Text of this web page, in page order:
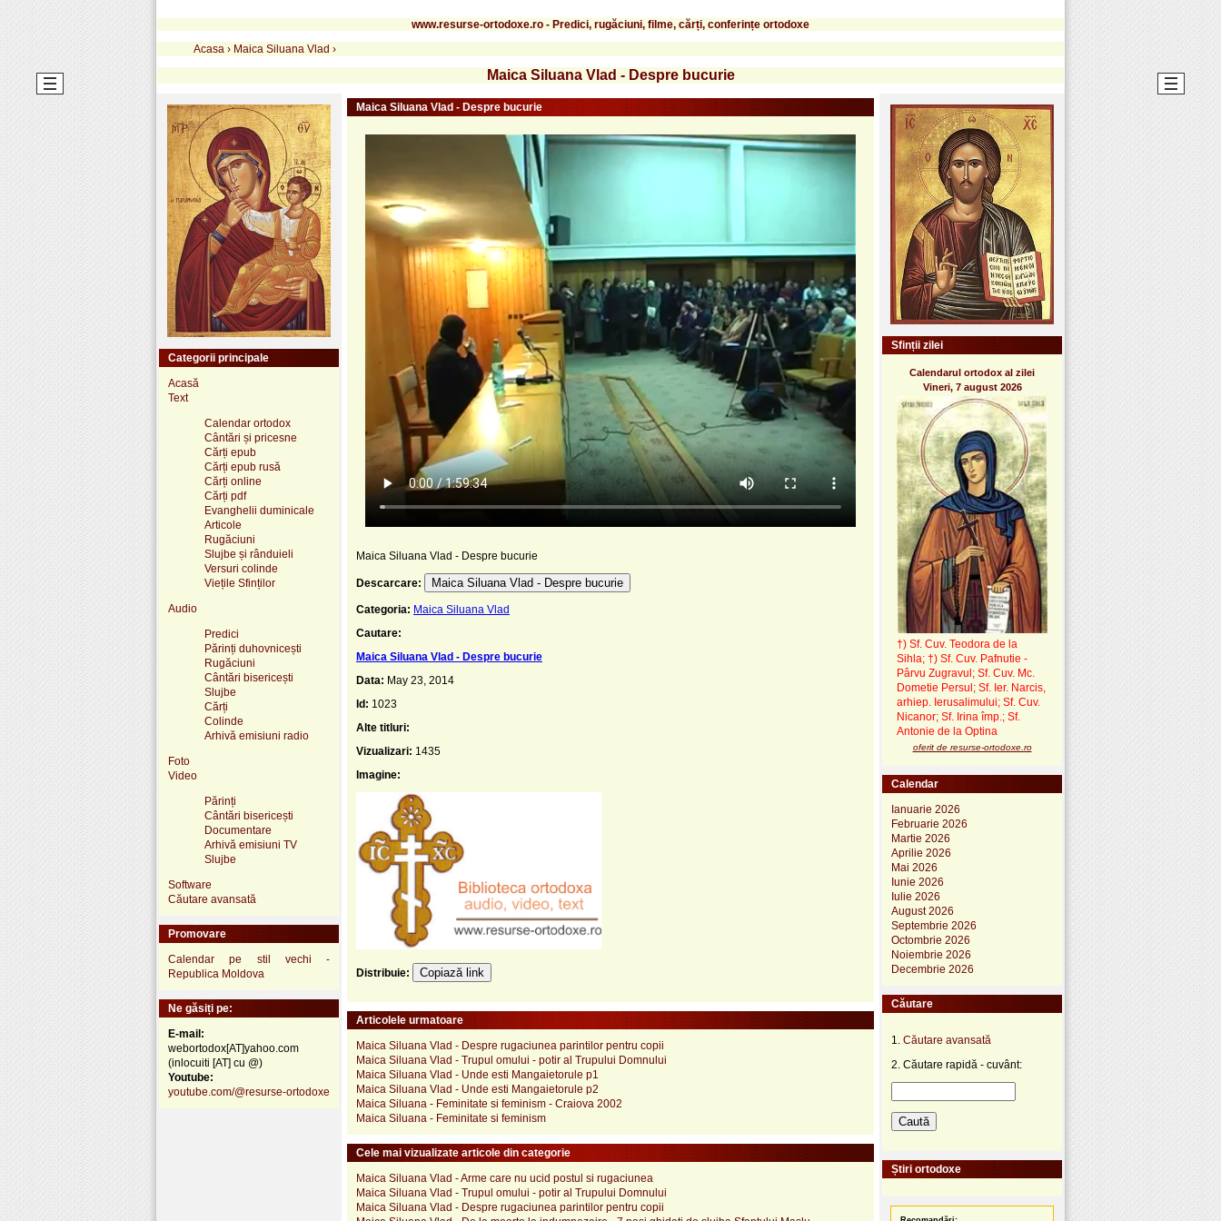
www.resurse-ortodoxe.ro - Predici, rugăciuni, filme, cărți, conferințe ortodoxe
Acasa › Maica Siluana Vlad ›
Maica Siluana Vlad - Despre bucurie
Maica Siluana Vlad - Despre bucurie
Maica Siluana Vlad - Despre bucurie
Descarcare: Maica Siluana Vlad - Despre bucurie
Categoria: Maica Siluana Vlad
Cautare:
Maica Siluana Vlad - Despre bucurie
Data: May 23, 2014
Id: 1023
Alte titluri:
Vizualizari: 1435
Imagine:
Distribuie: Copiază link
Articolele urmatoare
Maica Siluana Vlad - Despre rugaciunea parintilor pentru copii
Maica Siluana Vlad - Trupul omului - potir al Trupului Domnului
Maica Siluana Vlad - Unde esti Mangaietorule p1
Maica Siluana Vlad - Unde esti Mangaietorule p2
Maica Siluana - Feminitate si feminism - Craiova 2002
Maica Siluana - Feminitate si feminism
Cele mai vizualizate articole din categorie
Maica Siluana Vlad - Arme care nu ucid postul si rugaciunea
Maica Siluana Vlad - Trupul omului - potir al Trupului Domnului
Maica Siluana Vlad - Despre rugaciunea parintilor pentru copii
Categorii principale
Acasă
Text
Calendar ortodox
Cântări și pricesne
Cărți epub
Cărți epub rusă
Cărți online
Cărți pdf
Evanghelii duminicale
Articole
Rugăciuni
Slujbe și rânduieli
Versuri colinde
Viețile Sfinților
Audio
Predici
Părinți duhovnicești
Rugăciuni
Cântări bisericești
Slujbe
Cărți
Colinde
Arhivă emisiuni radio
Foto
Video
Părinți
Cântări bisericești
Documentare
Arhivă emisiuni TV
Slujbe
Software
Căutare avansată
Promovare
Calendar pe stil vechi -
Republica Moldova
Ne găsiți pe:
E-mail:
webortodox[AT]yahoo.com
(inlocuiti [AT] cu @)
Youtube:
youtube.com/@resurse-ortodoxe
Sfinții zilei
Calendarul ortodox al zilei
Vineri, 7 august 2026
†) Sf. Cuv. Teodora de la
Sihla; †) Sf. Cuv. Pafnutie -
Pârvu Zugravul ; Sf. Cuv. Mc.
Dometie Persul; Sf. Ier. Narcis,
arhiep. Ierusalimului; Sf. Cuv.
Nicanor; Sf. Irina împ.; Sf.
Antonie de la Optina
oferit de resurse-ortodoxe.ro
Calendar
Ianuarie 2026
Februarie 2026
Martie 2026
Aprilie 2026
Mai 2026
Iunie 2026
Iulie 2026
August 2026
Septembrie 2026
Octombrie 2026
Noiembrie 2026
Decembrie 2026
Căutare
1. Căutare avansată
2. Căutare rapidă - cuvânt:
Știri ortodoxe